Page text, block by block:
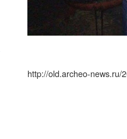
http://old.archeo-news.ru/